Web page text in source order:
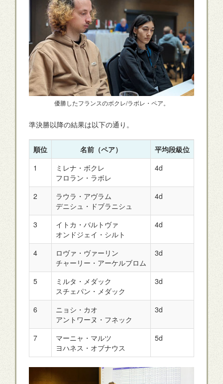
優勝したフランスのボクレ/ラボレ・ペア。
準決勝以降の結果は以下の通り。
順位 名前（ペア） 平均段級位
1
ミレナ・ボクレ
フロラン・ラボレ
4d
2
ラウラ・アヴラム
デニシュ・ドブラニシュ
4d
3
イトカ・バルトヴァ
オンドジェイ・シルト
4d
4
ロヴァ・ヴァーリン
チャーリー・アーケルブロム
3d
5
ミルタ・メダック
スチェパン・メダック
3d
6
ニョシ・カオ
アントワーヌ・フネック
3d
7
マーニャ・マルツ
ヨハネス・オブナウス
5d